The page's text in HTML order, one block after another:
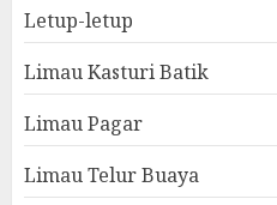
Letup-letup
Limau Kasturi Batik
Limau Pagar
Limau Telur Buaya